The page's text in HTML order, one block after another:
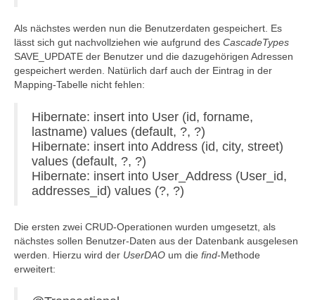
Als nächstes werden nun die Benutzerdaten gespeichert. Es
lässt sich gut nachvollziehen wie aufgrund des CascadeTypes
SAVE_UPDATE der Benutzer und die dazugehörigen Adressen
gespeichert werden. Natürlich darf auch der Eintrag in der
Mapping-Tabelle nicht fehlen:
Hibernate: insert into User (id, forname,
lastname) values (default, ?, ?)
Hibernate: insert into Address (id, city, street)
values (default, ?, ?)
Hibernate: insert into User_Address (User_id,
addresses_id) values (?, ?)
Die ersten zwei CRUD-Operationen wurden umgesetzt, als
nächstes sollen Benutzer-Daten aus der Datenbank ausgelesen
werden. Hierzu wird der UserDAO um die find-Methode
erweitert: